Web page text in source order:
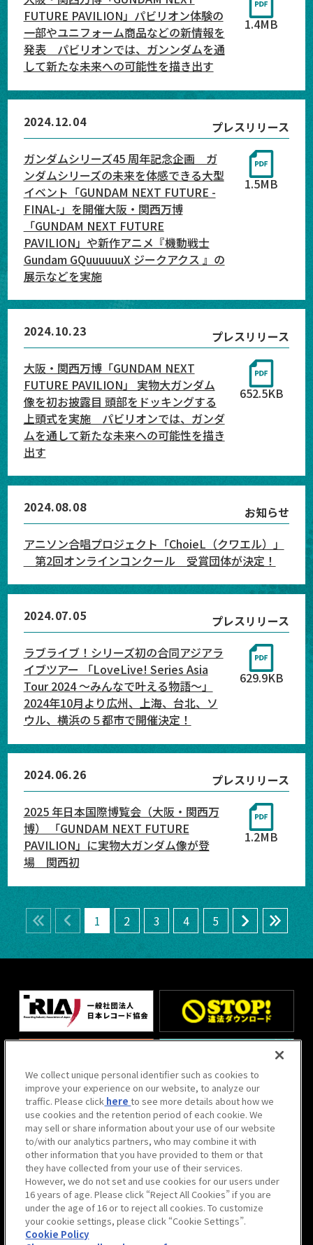
FUTURE PAVILION」パビリオン体験の
一部やユニフォーム商品などの新情報を
発表 パビリオンでは、ガンンダムを通
して新たな未来への可能性を描き出す
1.4MB
2024.12.04
プレスリリース
ガンダムシリーズ45 周年記念企画 ガ
ンダムシリーズの未来を体感できる大型
イベント「GUNDAM NEXT FUTURE -
FINAL-」を開催大阪・関西万博
「GUNDAM NEXT FUTURE
PAVILION」や新作アニメ『機動戦士
Gundam GQuuuuuuX ジークアクス 』の
展示などを実施
1.5MB
2024.10.23
プレスリリース
大阪・関西万博「GUNDAM NEXT
FUTURE PAVILION」 実物大ガンダム
像を初お披露目 頭部をドッキングする
上頭式を実施 パビリオンでは、ガンダ
ムを通して新たな未来への可能性を描き
出す
652.5KB
2024.08.08
お知らせ
アニソン合唱プロジェクト「ChoieL（クワエル）」
第2回オンラインコンクール 受賞団体が決定！
2024.07.05
プレスリリース
ラブライブ！シリーズ初の合同アジアラ
イブツアー 「LoveLive! Series Asia
Tour 2024 ～みんなで叶える物語～」
2024年10月より広州、上海、台北、ソ
ウル、横浜の５都市で開催決定！
629.9KB
2024.06.26
プレスリリース
2025 年日本国際博覧会（大阪・関西万
博） 「GUNDAM NEXT FUTURE
PAVILION」に実物大ガンダム像が登
場 関西初
1.2MB
最初のページへ
前のページへ
1 2 3 4 5
次のページへ
一番最後のペー
サイト利用について
プライバシーポリシー
ウェブアクセシビリティ方針と
検証結果
We collect unique personal identifier such as cookies to
improve your experience on our website, to analyze our
traffic. Please click hereto see more details about how we
use cookies and the retention period of each cookie. We
may sell or share information about your use of our website
to/with our analytics partners, who may combine it with
other information that you have provided to them or that
they have collected from your use of their services.
However, we do not set and use cookies for our users under
16 years of age. Please click “Reject All Cookies” if you are
under the age of 16 or to reject all cookies. To customize
your cookie settings, please click “Cookie Settings”.
Cookie Policy